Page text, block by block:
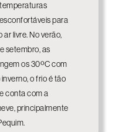
para
ar livre. No verão,
setembro, as
os 30ºC com
o frio é tão
conta com a
principalmente